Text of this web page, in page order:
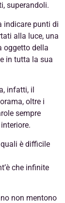
superandoli.
indicare punti di
alla luce, una
oggetto della
in tutta la sua
infatti, il
oltre i
sempre
è difficile
che infinite
non mentono